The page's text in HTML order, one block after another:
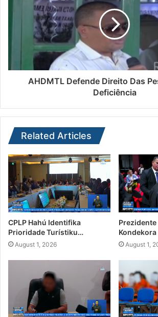
AHDMTL Defende Direito Das
Deficiência
Related Articles
CPLP Hahú Identifika
Prioridade Turístiku…
August 1, 2026 August 1,